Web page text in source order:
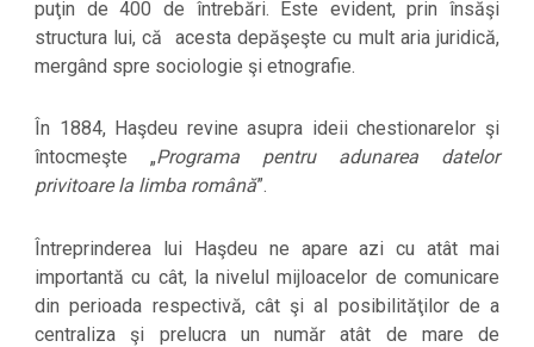
puţin de 400 de întrebări. Este evident, prin însăşi
structura lui, că acesta depăşeşte cu mult aria juridică,
mergând spre sociologie şi etnografie.
În 1884, Haşdeu revine asupra ideii chestionarelor şi
întocmeşte „Programa pentru adunarea datelor
privitoare la limba română”.
Întreprinderea lui Haşdeu ne apare azi cu atât mai
importantă cu cât, la nivelul mijloacelor de comunicare
din perioada respectivă, cât şi al posibilităţilor de a
centraliza şi prelucra un număr atât de mare de